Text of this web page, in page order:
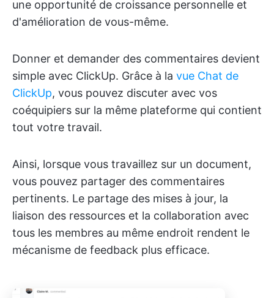
une opportunité de croissance personnelle et
d'amélioration de vous-même.
Donner et demander des commentaires devient
simple avec ClickUp. Grâce à la vue Chat de
ClickUp, vous pouvez discuter avec vos
coéquipiers sur la même plateforme qui contient
tout votre travail.
Ainsi, lorsque vous travaillez sur un document,
vous pouvez partager des commentaires
pertinents. Le partage des mises à jour, la
liaison des ressources et la collaboration avec
tous les membres au même endroit rendent le
mécanisme de feedback plus efficace.